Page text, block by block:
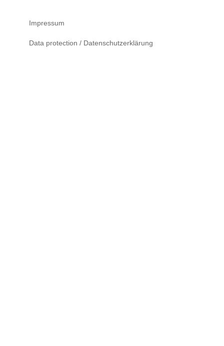
Impressum
Data protection / Datenschutzerklärung